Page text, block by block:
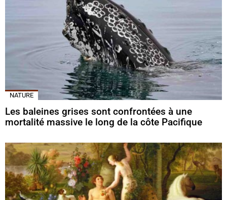
NATURE
Les baleines grises sont confrontées à une
mortalité massive le long de la côte Pacifique